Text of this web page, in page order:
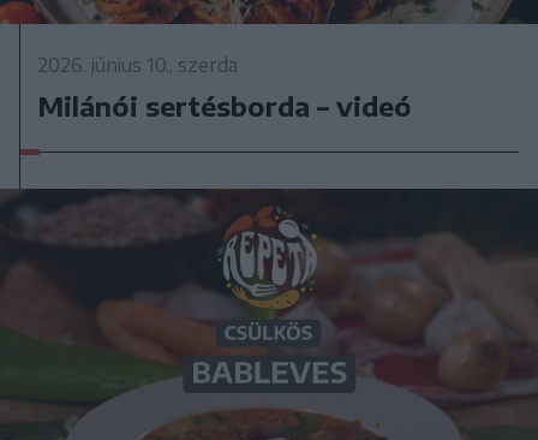
2026. június 10., szerda
Milánói sertésborda – videó